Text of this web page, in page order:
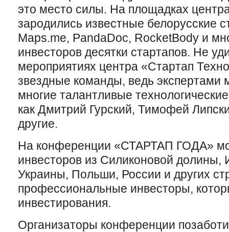
это место силы. На площадках
зародились известные белорусские
Maps.me, PandaDoc, RocketBody и
инвесторов десятки стартапов. Не
мероприятиях центра «Стартап
звездные команды, ведь экспертами
многие талантливые
как Дмитрий Гурский, Тимофей
другие.
На конференции «СТАРТАП ГОДА»
инвесторов из Силиконовой долины,
Украины, Польши, России и других
профессиональные инвесторы,
инвестирования.
Организаторы конференции